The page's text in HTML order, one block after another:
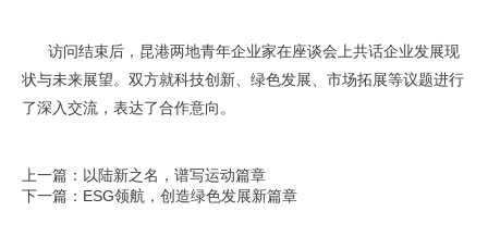
访问结束后，昆港两地青年企业家在座谈会上共话企业发展现
状与未来展望。双方就科技创新、绿色发展、市场拓展等议题进行
了深入交流，表达了合作意向。
上一篇：以陆新之名，谱写运动篇章
下一篇：ESG领航，创造绿色发展新篇章